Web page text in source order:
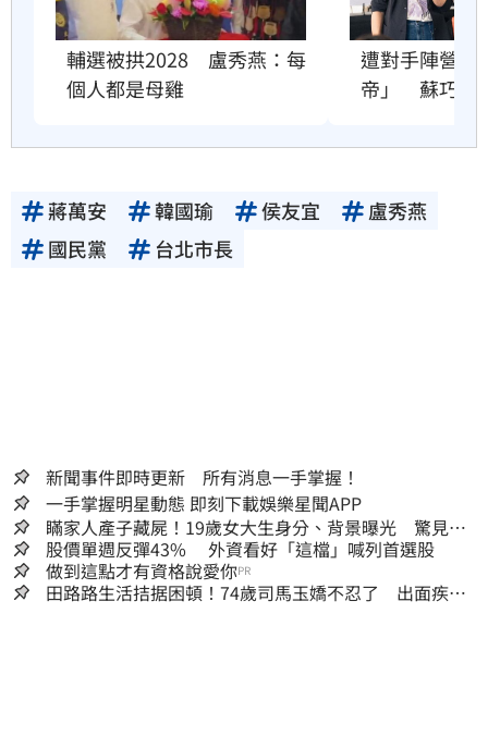
輔選被拱2028　盧秀燕：每
個人都是母雞
遭對手陣營諷
帝」　蘇巧慧
蔣萬安 韓國瑜 侯友宜
盧秀燕
國民黨
台北市長
新聞事件即時更新 所有消息一手掌握！
一手掌握明星動態 即刻下載娛樂星聞APP
瞞家人產子藏屍！19歲女大生身分、背景曝光 驚見
「產檢紀錄全空白」
股價單週反彈43% 外資看好「這檔」喊列首選股
做到這點才有資格說愛你PR
田路路生活拮据困頓！74歲司馬玉嬌不忍了 出面疾呼1